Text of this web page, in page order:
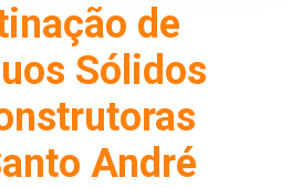
de
Sólidos
André